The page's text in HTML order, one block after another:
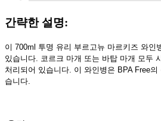
간략한 설명:
이 700ml 투명 유리 부르고뉴 마르키즈 와인
있습니다. 코르크 마개 또는 바탑 마개 모두
처리되어 있습니다. 이 와인병은 BPA Free
습니다.